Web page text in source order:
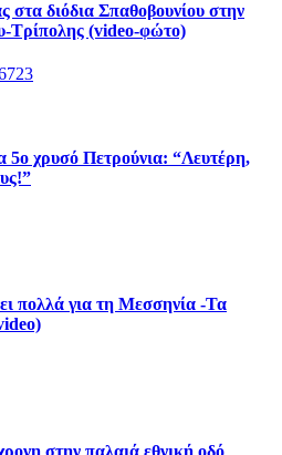
διόδια Σπαθοβουνίου στην
Τρίπολης (video-φώτο)
χρυσό Πετρούνια: “Λευτέρη,
πολλά για τη Μεσσηνία -Τα
στην παλαιά εθνική οδό